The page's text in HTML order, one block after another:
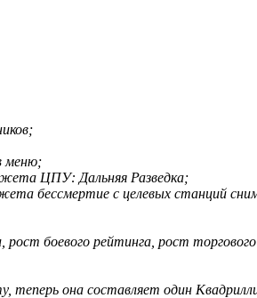
меню;
ЦПУ: Дальняя Разведка;
бессмертие с целевых станций
боевого рейтинга, рост
она составляет один